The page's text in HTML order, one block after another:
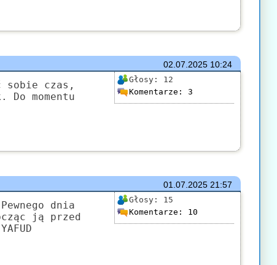
02.07.202510:24
Głosy: 12
Komentarze: 3
sobie czas,
momentu
01.07.202521:57
Głosy: 15
Komentarze: 10
dnia
ją przed